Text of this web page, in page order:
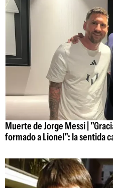
Muerte de Jorge Messi |
formado a Lionel": la sentida